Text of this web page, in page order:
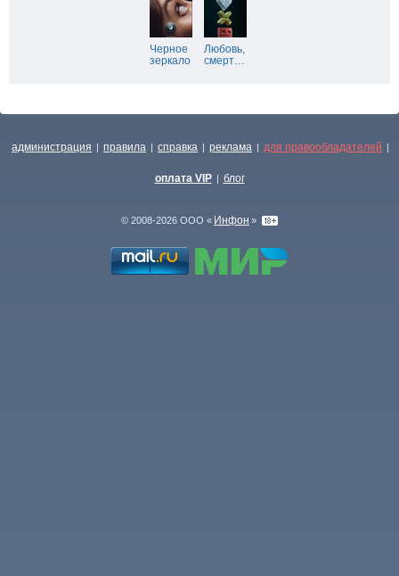
Черное
зеркало
Любовь,
смерт…
администрация | правила | справка | реклама | для правообладателей |
оплата VIP | блог
© 2008-2026 ООО « Инфон »